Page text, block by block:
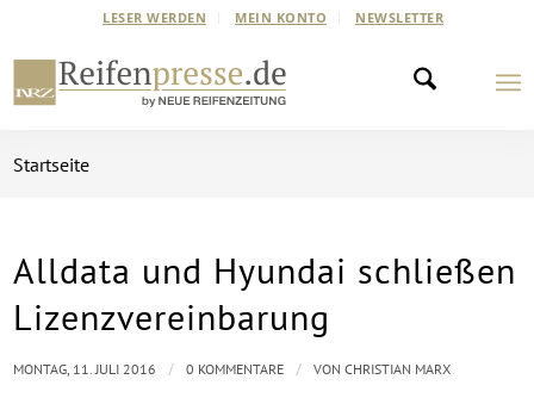
LESER WERDEN MEIN KONTO NEWSLETTER
Startseite
Alldata und Hyundai schließen
Lizenzvereinbarung
MONTAG, 11. JULI 2016 / 0 KOMMENTARE / VONCHRISTIAN MARX